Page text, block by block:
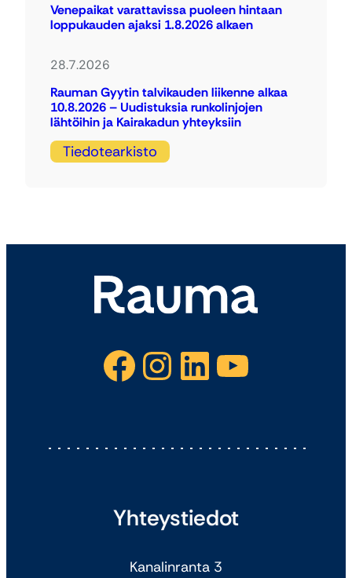
Venepaikat varattavissa puoleen hintaan
loppukauden ajaksi 1.8.2026 alkaen
28.7.2026
Rauman Gyytin talvikauden liikenne alkaa
10.8.2026 – Uudistuksia runkolinjojen
lähtöihin ja Kairakadun yhteyksiin
Tiedotearkisto
Facebook Instagram LinkedIn YouTube
Yhteystiedot
Kanalinranta 3